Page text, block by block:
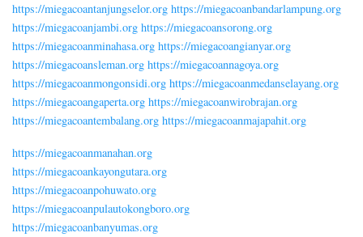
https://miegacoantanjungselor.org https://miegacoanbandarlampung.org
https://miegacoanjambi.org https://miegacoansorong.org
https://miegacoanminahasa.org https://miegacoangianyar.org
https://miegacoansleman.org https://miegacoannagoya.org
https://miegacoanmongonsidi.org https://miegacoanmedanselayang.org
https://miegacoangaperta.org https://miegacoanwirobrajan.org
https://miegacoantembalang.org https://miegacoanmajapahit.org
https://miegacoanmanahan.org
https://miegacoankayongutara.org
https://miegacoanpohuwato.org
https://miegacoanpulautokongboro.org
https://miegacoanbanyumas.org